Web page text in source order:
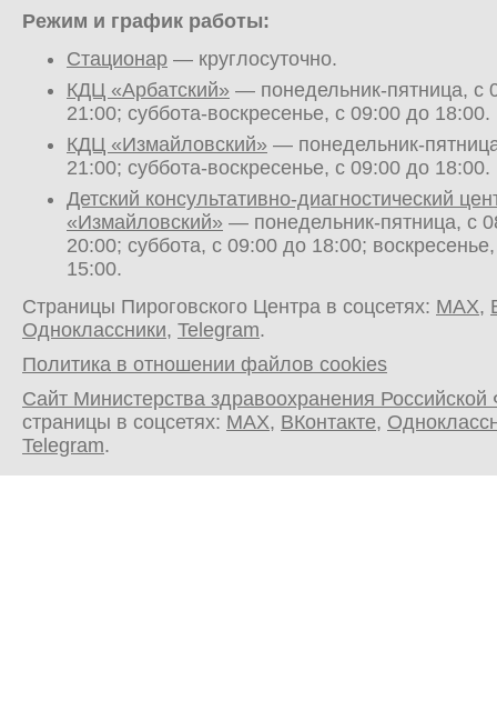
Режим и график работы:
Стационар — круглосуточно.
КДЦ «Арбатский» — понедельник-пятница, с
21:00; суббота-воскресенье, с 09:00 до 18:00.
КДЦ «Измайловский» — понедельник-
21:00; суббота-воскресенье, с 09:00 до 18:00.
Детский консультативно-диагностический
«Измайловский» — понедельник-пятница, с
20:00; суббота, с 09:00 до 18:00;
15:00.
Страницы Пироговского Центра в соцсетях: MAX,
Одноклассники, Telegram.
Политика в отношении файлов cookies
Сайт Министерства здравоохранения
страницы в соцсетях: MAX, ВКонтакте,
Telegram.